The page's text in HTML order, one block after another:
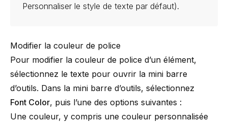
Personnaliser le style de texte par défaut).
Modifier la couleur de police
Pour modifier la couleur de police d’un élément,
sélectionnez le texte pour ouvrir la mini barre
d’outils. Dans la mini barre d’outils, sélectionnez
Font Color, puis l’une des options suivantes :
Une couleur, y compris une couleur personnalisée